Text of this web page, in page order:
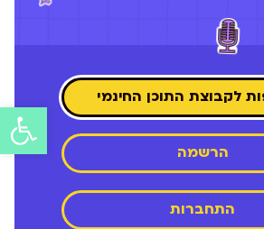
לקבוצת התוכן החינמי
הרשמה
התחברות